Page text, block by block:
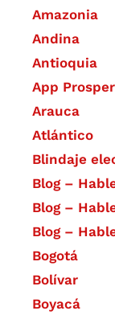
Amazonia
Andina
Antioquia
App
Arauca
Atlántico
Blindaje
Blog –
Blog –
Blog –
Bogotá
Bolívar
Boyacá